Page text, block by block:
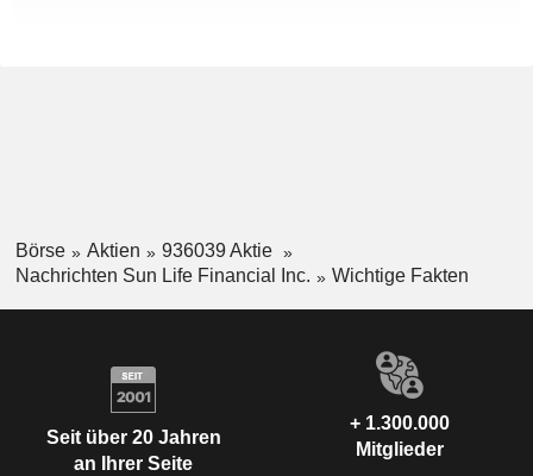
Börse Aktien
936039 Aktie
Nachrichten Sun Life Financial Inc.
Wichtige Fakten
Seit über 20 Jahren
an Ihrer Seite
+ 1.300.000
Mitglieder